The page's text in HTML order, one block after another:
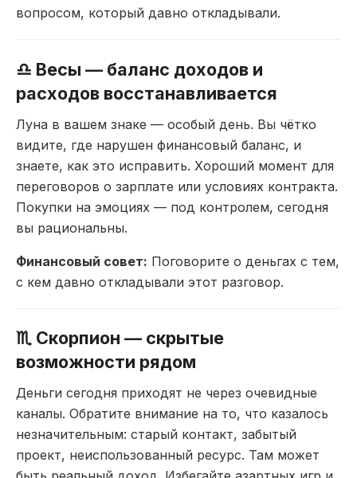
вопросом, который давно откладывали.
♎ Весы — баланс доходов и
расходов восстанавливается
Луна в вашем знаке — особый день. Вы чётко
видите, где нарушен финансовый баланс, и
знаете, как это исправить. Хороший момент для
переговоров о зарплате или условиях контракта.
Покупки на эмоциях — под контролем, сегодня
вы рациональны.
Финансовый совет: Поговорите о деньгах с тем,
с кем давно откладывали этот разговор.
♏ Скорпион — скрытые
возможности рядом
Деньги сегодня приходят не через очевидные
каналы. Обратите внимание на то, что казалось
незначительным: старый контакт, забытый
проект, неиспользованный ресурс. Там может